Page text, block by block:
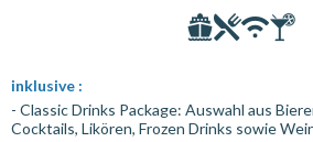
inklusive :
- Classic Drinks Package: Auswahl aus
Cocktails, Likören, Frozen Drinks sowie